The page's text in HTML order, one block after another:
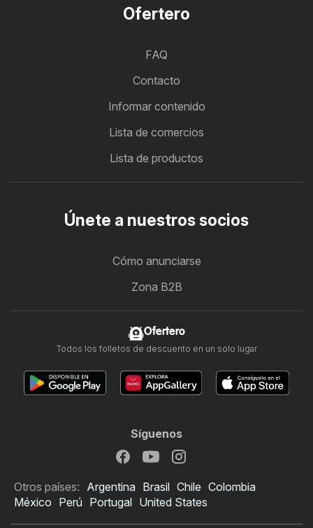
Ofertero
FAQ
Contacto
Informar contenido
Lista de comercios
Lista de productos
Únete a nuestros socios
Cómo anunciarse
Zona B2B
Ofertero
Todos los folletos de descuento en un solo lugar
Síguenos
Otros países: Argentina Brasil Chile Colombia
México Perú Portugal United States